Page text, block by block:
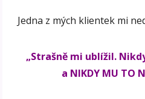
Jedna z mých klientek mi
„Strašně mi ublížil.
a NIKDY MU TO